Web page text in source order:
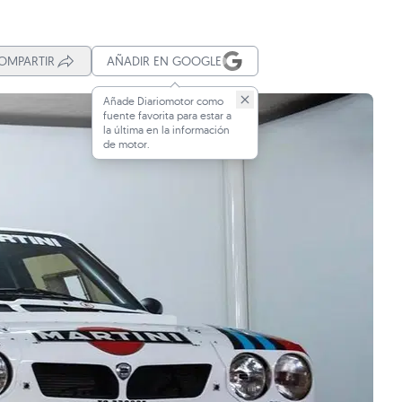
AÑADIR EN GOOGLE
Añade Diariomotor como
fuente favorita para estar a
la última en la información
de motor.